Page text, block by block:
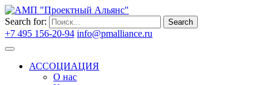
Search for: Search
+7 495 156-20-94 info@pmalliance.ru
АССОЦИАЦИЯ
О нас